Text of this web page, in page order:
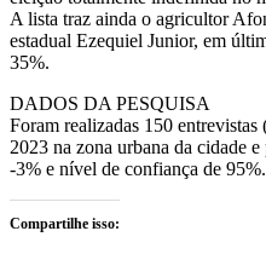
A lista traz ainda o agricultor
estadual Ezequiel Junior, em
35%.
DADOS DA PESQUISA
Foram realizadas 150
2023 na zona urbana da cidade
-3% e nível de confiança de 95%.
Compartilhe isso: